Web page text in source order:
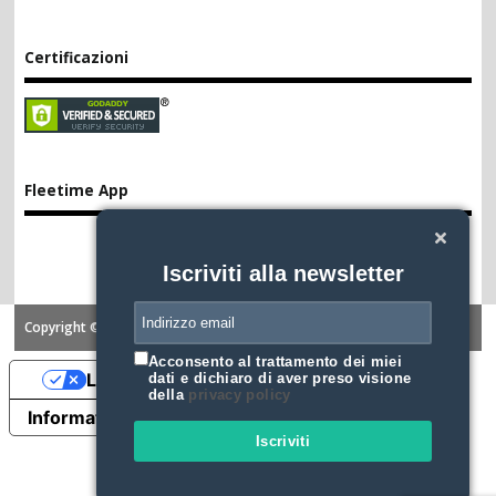
Iscriviti alla newsletter
Acconsento al trattamento dei miei
dati e dichiaro di aver preso visione
della privacy policy
Iscriviti
Certificazioni
Fleetime App
Copyright ©2026. FLEETIME
Informativa sulla raccolta
Le tue preferenze relative alla privacy